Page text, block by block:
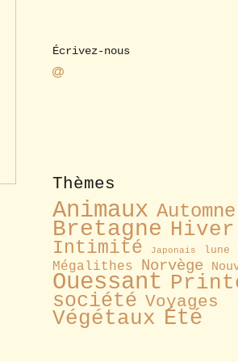
Écrivez-nous
Thèmes
Animaux Automne
Bretagne Hiver
Intimité Japonais lune
Mégalithes Norvège
Ouessant
société Voyages
Végétaux Été